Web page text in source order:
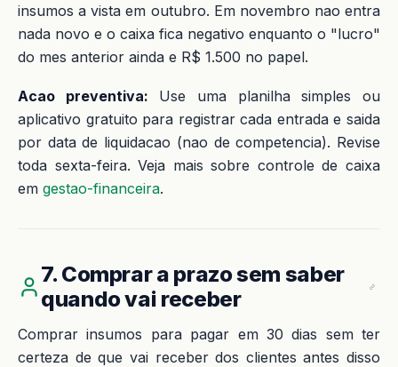
insumos a vista em outubro. Em novembro nao entra
nada novo e o caixa fica negativo enquanto o "lucro"
do mes anterior ainda e R$ 1.500 no papel.
Acao preventiva: Use uma planilha simples ou
aplicativo gratuito para registrar cada entrada e saida
por data de liquidacao (nao de competencia). Revise
toda sexta-feira. Veja mais sobre controle de caixa
em gestao-financeira.
7. Comprar a prazo sem saber
quando vai receber
Comprar insumos para pagar em 30 dias sem ter
certeza de que vai receber dos clientes antes disso